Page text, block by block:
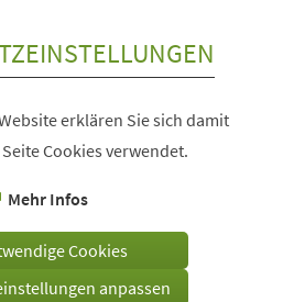
erklären Sie sich damit
Cookies verwendet.
Mehr Infos
Cookies
anpassen